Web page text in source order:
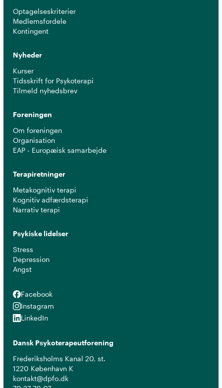
Optagelseskriterier
Medlemsfordele
Kontingent
Nyheder
Kurser
Tidsskrift for Psykoterapi
Tilmeld nyhedsbrev
Foreningen
Om foreningen
Organisation
EAP - Europæisk samarbejde
Terapiretninger
Metakognitiv terapi
Kognitiv adfærdsterapi
Narrativ terapi
Psykiske lidelser
Stress
Depression
Angst
Facebook
Facebook
Instagram
Instagram
LinkedIn
LinkedIn
Dansk Psykoterapeutforening
Frederiksholms Kanal 20, st.
1220 København K
kontakt@dpfo.dk